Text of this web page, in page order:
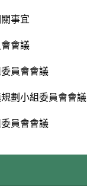
事宜
會議
員會會議
劃小組委員會會議
員會會議